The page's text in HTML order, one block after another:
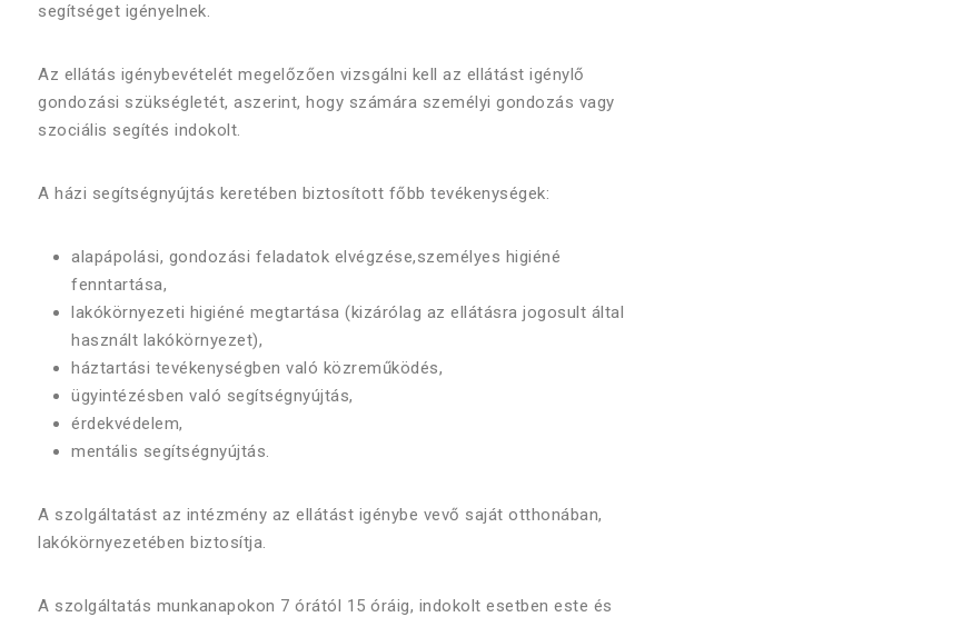
segítséget igényelnek.
Az ellátás igénybevételét megelőzően vizsgálni kell az ellátást igénylő
gondozási szükségletét, aszerint, hogy számára személyi gondozás vagy
szociális segítés indokolt.
A házi segítségnyújtás keretében biztosított főbb tevékenységek:
alapápolási, gondozási feladatok elvégzése,személyes higiéné
fenntartása,
lakókörnyezeti higiéné megtartása (kizárólag az ellátásra jogosult által
használt lakókörnyezet),
háztartási tevékenységben való közreműködés,
ügyintézésben való segítségnyújtás,
érdekvédelem,
mentális segítségnyújtás.
A szolgáltatást az intézmény az ellátást igénybe vevő saját otthonában,
lakókörnyezetében biztosítja.
A szolgáltatás munkanapokon 7 órától 15 óráig, indokolt esetben este és